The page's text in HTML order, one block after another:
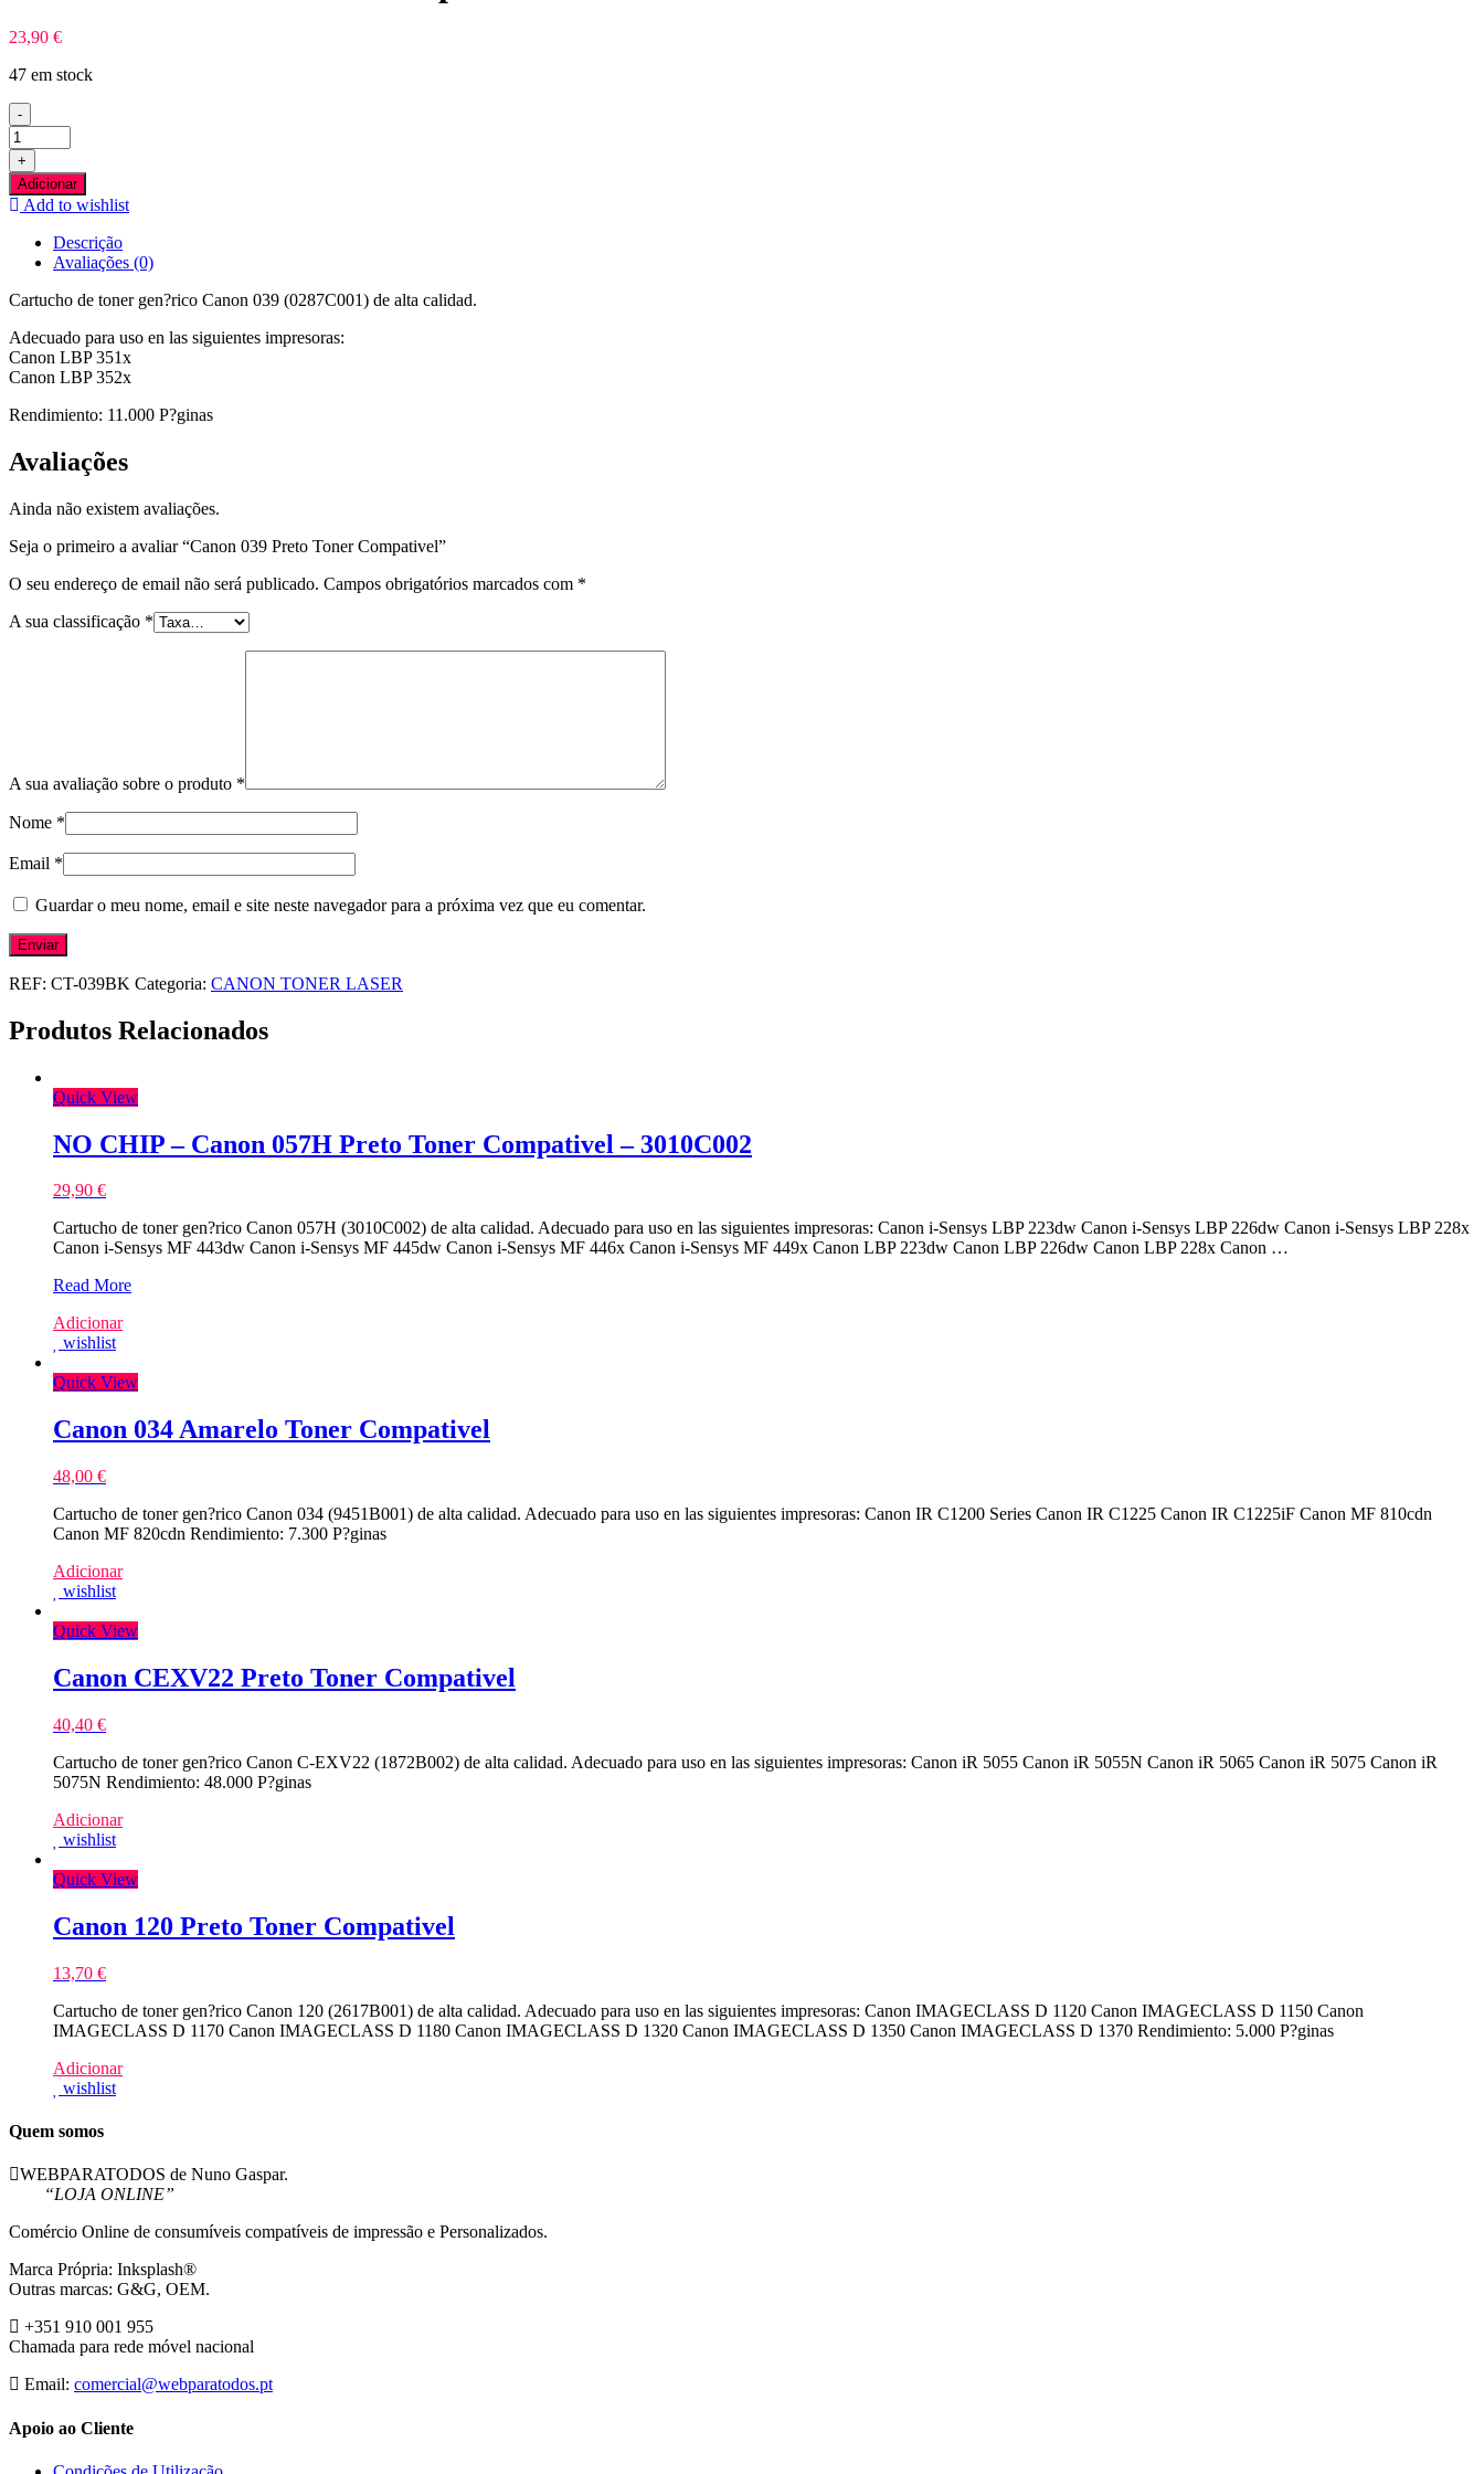
23,90 €
47 em stock
-
Quantidade
de
Canon
039
Preto
Compativel
+
Adicionar
Add to wishlist
Descrição
Avaliações (0)
Cartucho de toner gen?rico Canon 039 (0287C001) de alta calidad.
Adecuado para uso en las siguientes impresoras:
Canon LBP 351x
Canon LBP 352x
Rendimiento: 11.000 P?ginas
Avaliações
Ainda não existem avaliações.
Seja o primeiro a avaliar “Canon 039 Preto Toner Compativel”
O seu endereço de email não será publicado. Campos obrigatórios marcados com *
A sua classificação *
A sua avaliação sobre o produto *
Nome *
Email *
Guardar o meu nome, email e site neste navegador para a próxima vez que eu comentar.
REF: CT-039BK Categoria: CANON TONER LASER
Produtos Relacionados
Quick View
NO CHIP – Canon 057H Preto Toner Compativel – 3010C002
29,90 €
Cartucho de toner gen?rico Canon 057H (3010C002) de alta calidad. Adecuado para uso en las siguientes impresoras: Canon i-Sensys LBP 223dw Canon i-Sensys LBP 226dw Canon i-Sensys LBP 228x
Canon i-Sensys MF 443dw Canon i-Sensys MF 445dw Canon i-Sensys MF 446x Canon i-Sensys MF 449x Canon LBP 223dw Canon LBP 226dw Canon LBP 228x Canon …
NO
–
Canon
Preto
Compativel
–
Read More
Adicionar
wishlist
Quick View
Canon 034 Amarelo Toner Compativel
48,00 €
Cartucho de toner gen?rico Canon 034 (9451B001) de alta calidad. Adecuado para uso en las siguientes impresoras: Canon IR C1200 Series Canon IR C1225 Canon IR C1225iF Canon MF 810cdn
Canon MF 820cdn Rendimiento: 7.300 P?ginas
Adicionar
wishlist
Quick View
Canon CEXV22 Preto Toner Compativel
40,40 €
Cartucho de toner gen?rico Canon C-EXV22 (1872B002) de alta calidad. Adecuado para uso en las siguientes impresoras: Canon iR 5055 Canon iR 5055N Canon iR 5065 Canon iR 5075 Canon iR
5075N Rendimiento: 48.000 P?ginas
Adicionar
wishlist
Quick View
Canon 120 Preto Toner Compativel
13,70 €
Cartucho de toner gen?rico Canon 120 (2617B001) de alta calidad. Adecuado para uso en las siguientes impresoras: Canon IMAGECLASS D 1120 Canon IMAGECLASS D 1150 Canon
IMAGECLASS D 1170 Canon IMAGECLASS D 1180 Canon IMAGECLASS D 1320 Canon IMAGECLASS D 1350 Canon IMAGECLASS D 1370 Rendimiento: 5.000 P?ginas
Adicionar
wishlist
Quem somos
WEBPARATODOS de Nuno Gaspar.
“LOJA ONLINE”
Comércio Online de consumíveis compatíveis de impressão e Personalizados.
Marca Própria: Inksplash®
Outras marcas: G&G, OEM.
+351 910 001 955
Chamada para rede móvel nacional
Email: comercial@webparatodos.pt
Apoio ao Cliente